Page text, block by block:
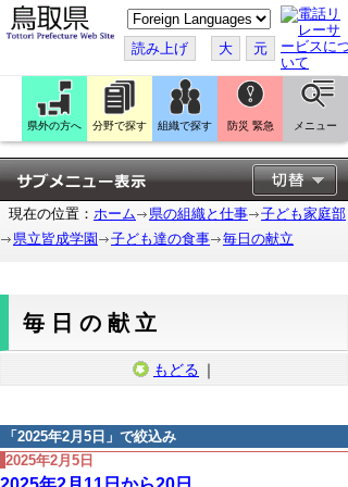
こ
の
ペ
ー
ジ
翻
訳
す
る
読み上げ 大 元
県外の方へ 分野で探す 組織で探す 防災 緊急 メニュー
現在の位置： ホーム 県の組織と仕事
子ども家庭部
県立皆成学園
子ども達の食事 毎日の献立
毎日の献立
もどる ｜
「 2025年2月5日 」で絞込み
2025年2月5日